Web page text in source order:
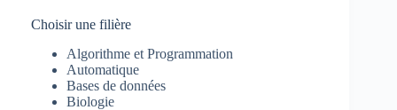
Choisir une filière
Algorithme et Programmation
Automatique
Bases de données
Biologie